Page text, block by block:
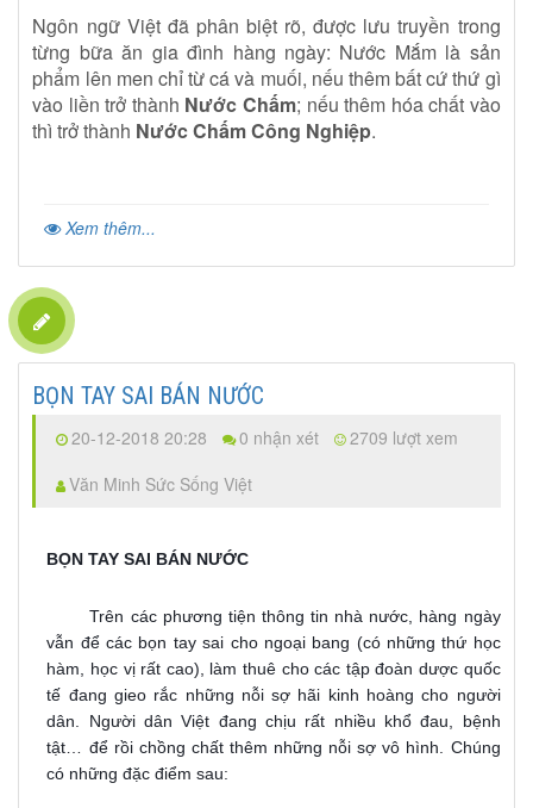
Ngôn ngữ Việt đã phân biệt rõ, được lưu truyền trong
từng bữa ăn gia đình hàng ngày: Nước Mắm là sản
phẩm lên men chỉ từ cá và muối, nếu thêm bất cứ thứ gì
vào liền trở thành Nước Chấm; nếu thêm hóa chất vào
thì trở thành Nước Chấm Công Nghiệp.
Xem thêm...
BỌN TAY SAI BÁN NƯỚC
20-12-2018 20:28 0 nhận xét
2709 lượt xem
Văn Minh Sức Sống Việt
BỌN TAY SAI BÁN NƯỚC
Trên các phương tiện thông tin nhà nước, hàng ngày
vẫn để các bọn tay sai cho ngoại bang (có những thứ học
hàm, học vị rất cao), làm thuê cho các tập đoàn dược quốc
tế đang gieo rắc những nỗi sợ hãi kinh hoàng cho người
dân. Người dân Việt đang chịu rất nhiều khổ đau, bệnh
tật… để rồi chồng chất thêm những nỗi sợ vô hình. Chúng
có những đặc điểm sau: